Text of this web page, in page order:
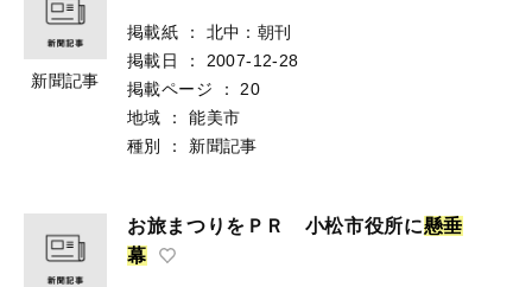
新聞記事
掲載紙 ：
北中：朝刊
掲載日
：
2007-12-28
掲載ページ
：
20
地域
：
能美市
種別
： 新聞記事
お旅まつりをＰＲ 小松市役所に懸垂
幕